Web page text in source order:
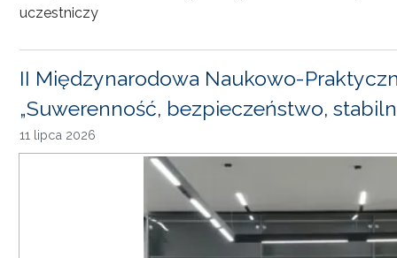
uczestniczy
II Międzynarodowa Naukowo-
„Suwerenność, bezpieczeństwo,
11 lipca 2026